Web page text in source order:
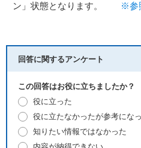
ン」状態となります。
※参
回答に関するアンケート
この回答はお役に立ちましたか？
役に立った
役に立たなかったが参考にな
知りたい情報ではなかった